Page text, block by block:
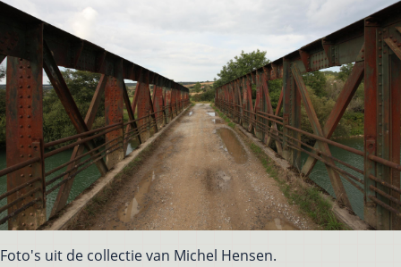
Foto's uit de collectie van Michel Hensen.